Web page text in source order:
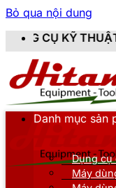
Bỏ qua nội dung
HITAMI -
Danh mục sản
Dụng cụ
Máy